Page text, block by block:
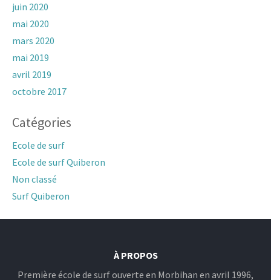
juin 2020
mai 2020
mars 2020
mai 2019
avril 2019
octobre 2017
Catégories
Ecole de surf
Ecole de surf Quiberon
Non classé
Surf Quiberon
À PROPOS
Première école de surf ouverte en Morbihan en avril 1996,